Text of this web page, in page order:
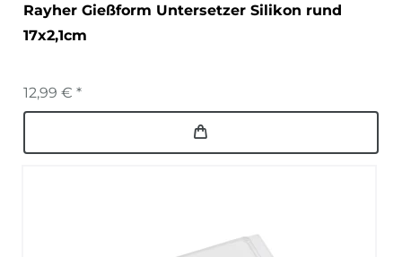
Rayher Gießform Untersetzer Silikon rund
17x2,1cm
12,99 € *